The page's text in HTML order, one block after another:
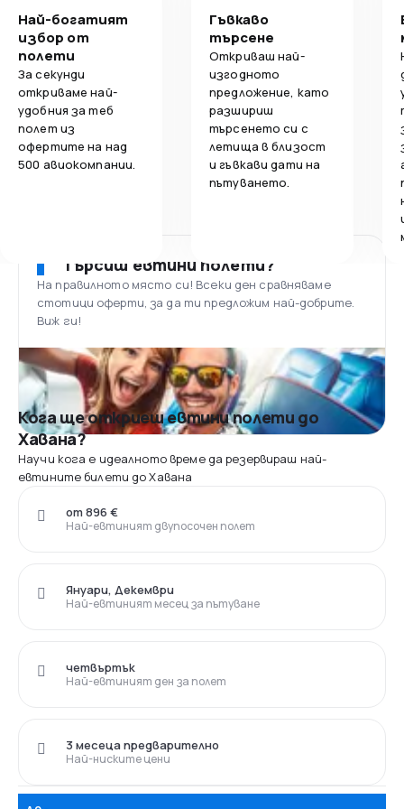
Най-богатият
избор от
полети
За секунди
откриваме най-
удобния за теб
полет из
офертите на над
500 авиокомпании.
Гъвкаво
търсене
Откриваш най-
изгодното
предложение, като
разшириш
търсенето си с
летища в близост
и гъвкави дати на
пътуването.
Търсиш евтини полети?
На правилното място си! Всеки ден сравняваме
стотици оферти, за да ти предложим най-добрите.
Виж ги!
Кога ще откриеш евтини полети до
Хавана?
Научи кога е идеалното време да резервираш най-
евтините билети до Хавана
Най-евтиният двупосочен полет
от 896 €
Най-евтиният месец за пътуване
Януари, Декември
Най-евтиният ден за полет
четвъртък
Най-ниските цени
3 месеца предварително